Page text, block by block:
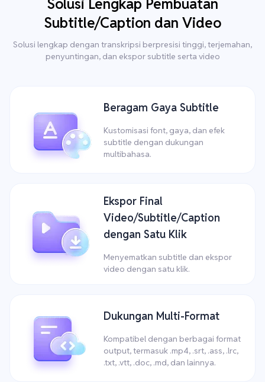
Solusi Lengkap Pembuatan
Subtitle/Caption dan Video
Solusi lengkap dengan transkripsi berpresisi tinggi, terjemahan,
penyuntingan, dan ekspor subtitle serta video
Beragam Gaya Subtitle
Kustomisasi font, gaya, dan efek
subtitle dengan dukungan
multibahasa.
Ekspor Final
Video/Subtitle/Caption
dengan Satu Klik
Menyematkan subtitle dan ekspor
video dengan satu klik.
Dukungan Multi-Format
Kompatibel dengan berbagai format
output, termasuk .mp4, .srt, .ass, .lrc,
.txt, .vtt, .doc, .md, dan lainnya.